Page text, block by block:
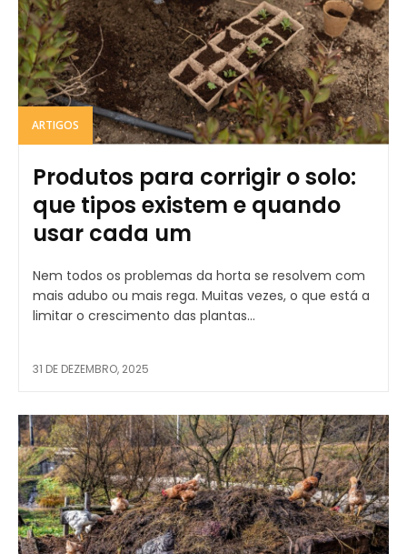
ARTIGOS
Produtos para corrigir o solo:
que tipos existem e quando
usar cada um
Nem todos os problemas da horta se resolvem com
mais adubo ou mais rega. Muitas vezes, o que está a
limitar o crescimento das plantas...
31 DE DEZEMBRO, 2025